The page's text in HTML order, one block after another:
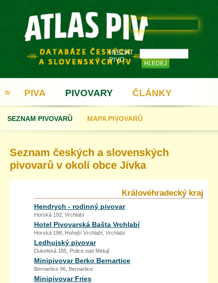
HLEDAT
PIVO:
≈ PIVA PIVOVARY
SEZNAM PIVOVARŮ MAPA PIVOVARŮ
ČLÁNKY
REGISTRACE
Seznam českých a slovenských
pivovarů v okolí obce Jívka
Královéhradecký kraj
Hendrych - rodinný pivovar
Horská 192, Vrchlabí
Hotel Pivovarská Bašta Vrchlabí
Horská 198, Hořejší Vrchlabí, Vrchlabí
Ledhujský pivovar
Dukelská 185, Police nad Metují
Minipivovar Berko Bernartice
Bernartice 96, Bernartice
Minipivovar Fries